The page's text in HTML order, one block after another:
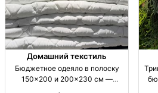
Домашний текстиль
Бюджетное одеяло в полоску
150×200 и 200×230 см —